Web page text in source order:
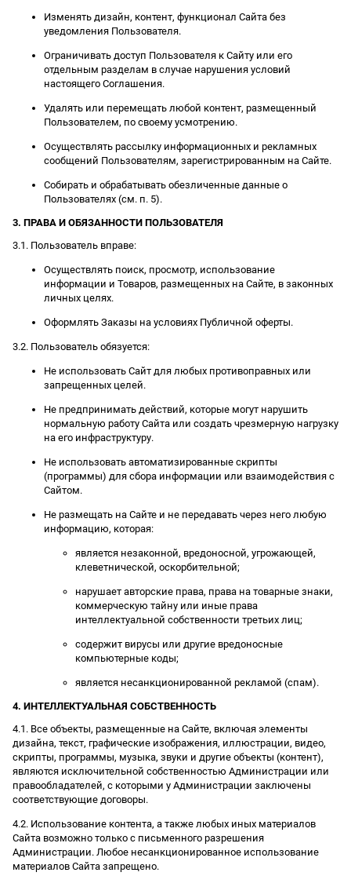
Изменять дизайн, контент, функционал Сайта без
уведомления Пользователя.
Ограничивать доступ Пользователя к Сайту или его
отдельным разделам в случае нарушения условий
настоящего Соглашения.
Удалять или перемещать любой контент, размещенный
Пользователем, по своему усмотрению.
Осуществлять рассылку информационных и рекламных
сообщений Пользователям, зарегистрированным на Сайте.
Собирать и обрабатывать обезличенные данные о
Пользователях (см. п. 5).
3. ПРАВА И ОБЯЗАННОСТИ ПОЛЬЗОВАТЕЛЯ
3.1. Пользователь вправе:
Осуществлять поиск, просмотр, использование
информации и Товаров, размещенных на Сайте, в законных
личных целях.
Оформлять Заказы на условиях Публичной оферты.
3.2. Пользователь обязуется:
Не использовать Сайт для любых противоправных или
запрещенных целей.
Не предпринимать действий, которые могут нарушить
нормальную работу Сайта или создать чрезмерную нагрузку
на его инфраструктуру.
Не использовать автоматизированные скрипты
(программы) для сбора информации или взаимодействия с
Сайтом.
Не размещать на Сайте и не передавать через него любую
информацию, которая:
является незаконной, вредоносной, угрожающей,
клеветнической, оскорбительной;
нарушает авторские права, права на товарные знаки,
коммерческую тайну или иные права
интеллектуальной собственности третьих лиц;
содержит вирусы или другие вредоносные
компьютерные коды;
является несанкционированной рекламой (спам).
4. ИНТЕЛЛЕКТУАЛЬНАЯ СОБСТВЕННОСТЬ
4.1. Все объекты, размещенные на Сайте, включая элементы
дизайна, текст, графические изображения, иллюстрации, видео,
скрипты, программы, музыка, звуки и другие объекты (контент),
являются исключительной собственностью Администрации или
правообладателей, с которыми у Администрации заключены
соответствующие договоры.
4.2. Использование контента, а также любых иных материалов
Сайта возможно только с письменного разрешения
Администрации. Любое несанкционированное использование
материалов Сайта запрещено.